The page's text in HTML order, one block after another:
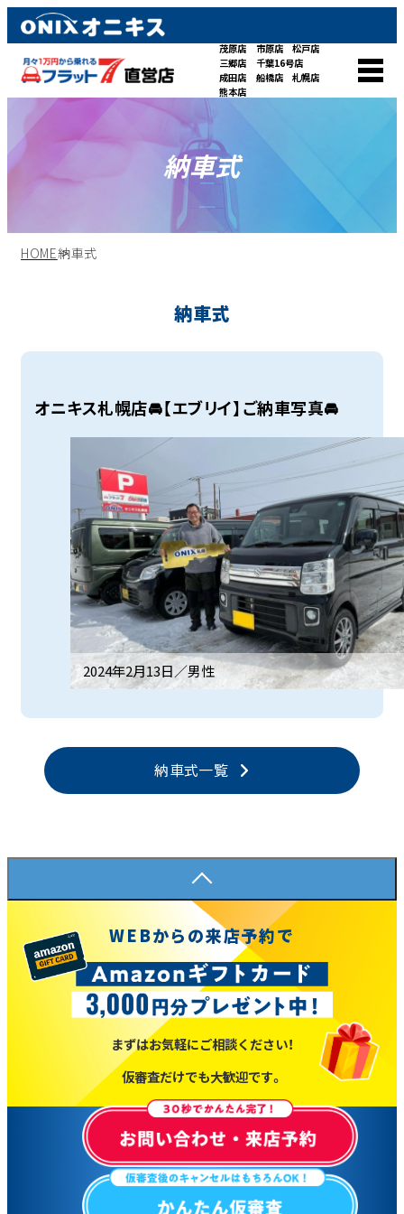
茂原店 市原店
松戸店
三郷店
千葉16号店
成田店
船橋店
札幌店
熊本店
納車式
HOME納車式
納車式
オニキス札幌店🚘【エブリイ】ご納車写真🚘
2024年2月13日／男性
納車式一覧
WEBからの来店予約で
まずはお気軽にご相談ください！
仮審査だけでも大歓迎です。